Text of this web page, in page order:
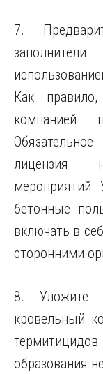
7.
Как
компанией
лицензия
мероприятий.
бетонные
включать в
сторонними
8. Уложите
кровельный
образования